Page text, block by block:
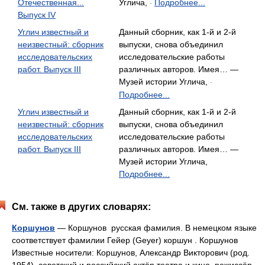
Отечественная...
Выпуск IV
Углича, - Подробнее...
Углич известный и
неизвестный: сборник
исследовательских
работ. Выпуск III
Данный сборник, как 1-й и 2-й
выпуски, снова объединил
исследовательские работы
различных авторов. Имея… —
Музей истории Углича,
-
Подробнее...
Углич известный и
неизвестный: сборник
исследовательских
работ. Выпуск III
Данный сборник, как 1-й и 2-й
выпуски, снова объединил
исследовательские работы
различных авторов. Имея… —
Музей истории Углича,
Подробнее...
См. также в других словарях:
Коршунов — Коршунов русская фамилия. В немецком языке
соответствует фамилии Гейер (Geyer) коршун . Коршунов
Известные носители: Коршунов, Александр Викторович (род.